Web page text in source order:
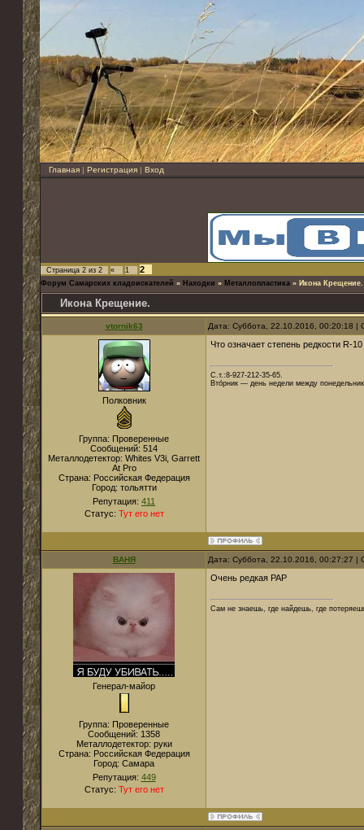
Главная | Регистрация | Вход
Страница 2 из 2 « 1 2
Форум Самарских кладоискателей » Находки » Металлопластика » Икона Крещение.
Икона Крещение.
vtornik63 Дата: Суббота, 22.10.2016, 00:20:18
Полковник
Группа: Проверенные
Сообщений: 514
Металлодетектор: Whites V3i, Garrett
At Pro
Страна: Российская Федерация
Город: тольятти
Репутация: 411
Статус: Тут его нет
Что означает степень редкости R-10
С.т.:8-927-212-35-65.
Вто́рник — день недели между
ВАНЯ Дата: Суббота, 22.10.2016, 00:27:27
Генерал-майор
Группа: Проверенные
Сообщений: 1358
Металлодетектор: руки
Страна: Российская Федерация
Город: Самара
Репутация: 449
Статус: Тут его нет
Очень редкая РАР
Сам не знаешь, где найдешь, где